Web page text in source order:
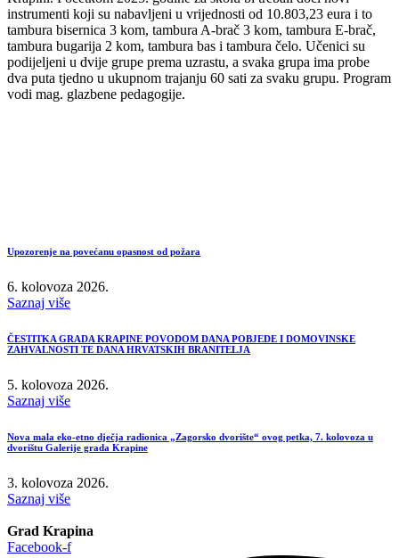
instrumenti koji su nabavljeni u vrijednosti od 10.803,23 eura i to
tambura bisernica 3 kom, tambura A-brač 3 kom, tambura E-brač,
tambura bugarija 2 kom, tambura bas i tambura čelo. Učenici su
podijeljeni u dvije grupe prema uzrastu, a svaka grupa ima probe
dva puta tjedno u ukupnom trajanju 60 sati za svaku grupu. Program
vodi mag. glazbene pedagogije.
Upozorenje na povećanu opasnost od požara
6. kolovoza 2026.
Saznaj više
ČESTITKA GRADA KRAPINE POVODOM DANA POBJEDE I DOMOVINSKE
ZAHVALNOSTI TE DANA HRVATSKIH BRANITELJA
5. kolovoza 2026.
Saznaj više
Nova mala eko-etno dječja radionica „Zagorsko dvorište“ ovog petka, 7. kolovoza u
dvorištu Galerije grada Krapine
3. kolovoza 2026.
Saznaj više
Grad Krapina
Facebook-f